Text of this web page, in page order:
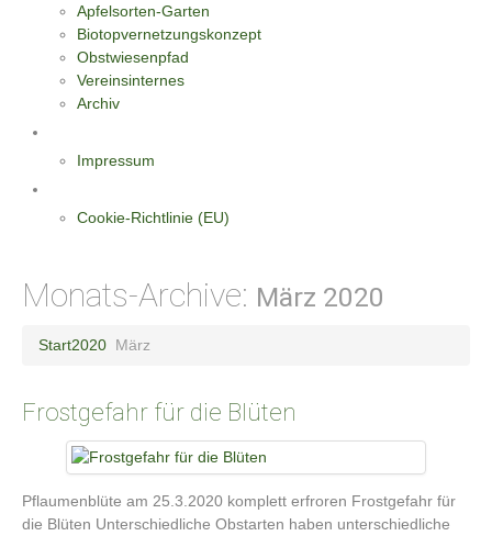
Apfelsorten-Garten
Biotopvernetzungskonzept
Obstwiesenpfad
Vereinsinternes
Archiv
Impressum
Cookie-Richtlinie (EU)
Monats-Archive: März 2020
Start2020 März
Frostgefahr für die Blüten
Pflaumenblüte am 25.3.2020 komplett erfroren Frostgefahr für
die Blüten Unterschiedliche Obstarten haben unterschiedliche